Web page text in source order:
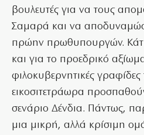
βουλευτές για να τους
Σαμαρά και να
πρώην πρωθυπουργών. Κάτι
και για το προεδρικό
φιλοκυβερνητικές γραφίδες
εικοσιτετράωρα
σενάριο Δένδια. Πάντως,
μια μικρή, αλλά κρίσιμη